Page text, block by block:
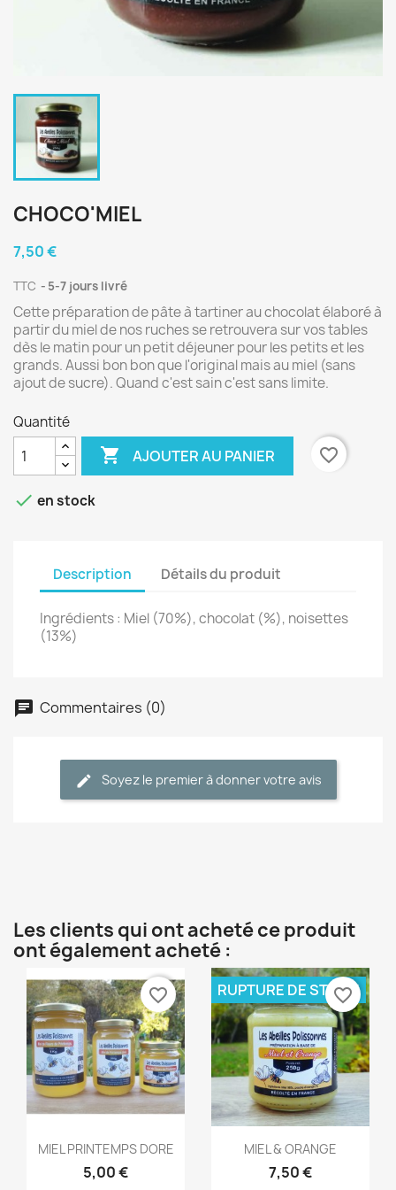
CHOCO'MIEL
7,50 €
TTC 5-7 jours livré
Cette préparation de pâte à tartiner au chocolat élaboré à
partir du miel de nos ruches se retrouvera sur vos tables
dès le matin pour un petit déjeuner pour les petits et les
grands. Aussi bon bon que l'original mais au miel (sans
ajout de sucre). Quand c'est sain c'est sans limite.
Quantité
 AJOUTER AU PANIER favorite_border
 en stock
Description Détails du produit
Ingrédients : Miel (70%), chocolat (%), noisettes
(13%)
Commentaires (0)
Soyez le premier à donner votre avis
Les clients qui ont acheté ce produit
ont également acheté :
 Aperçu rapide
MIEL PRINTEMPS DORE
5,00 €
favorite_border
Aperçu rapide
MIEL & ORANGE
7,50 €
RUPTURE DE STOCK
favorite_border